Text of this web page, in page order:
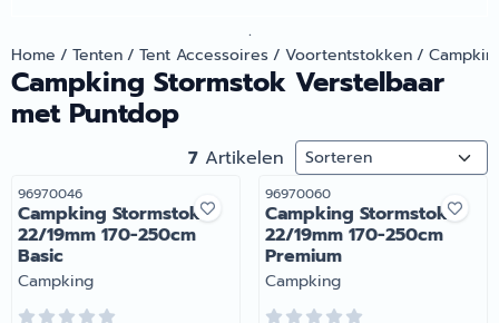
.
Home / Tenten/ Tent Accessoires/ Voortentstokken/
Campking Stormstok Verstelbaar
met Puntdop
7 Artikelen Sorteermethode
Artikelnummer
96970046
Campking Stormstok
22/19mm 170-250cm
Basic
Merk:
Campking
Artikelnummer
96970060
Campking Stormstok
22/19mm 170-250cm
Premium
Merk:
Campking